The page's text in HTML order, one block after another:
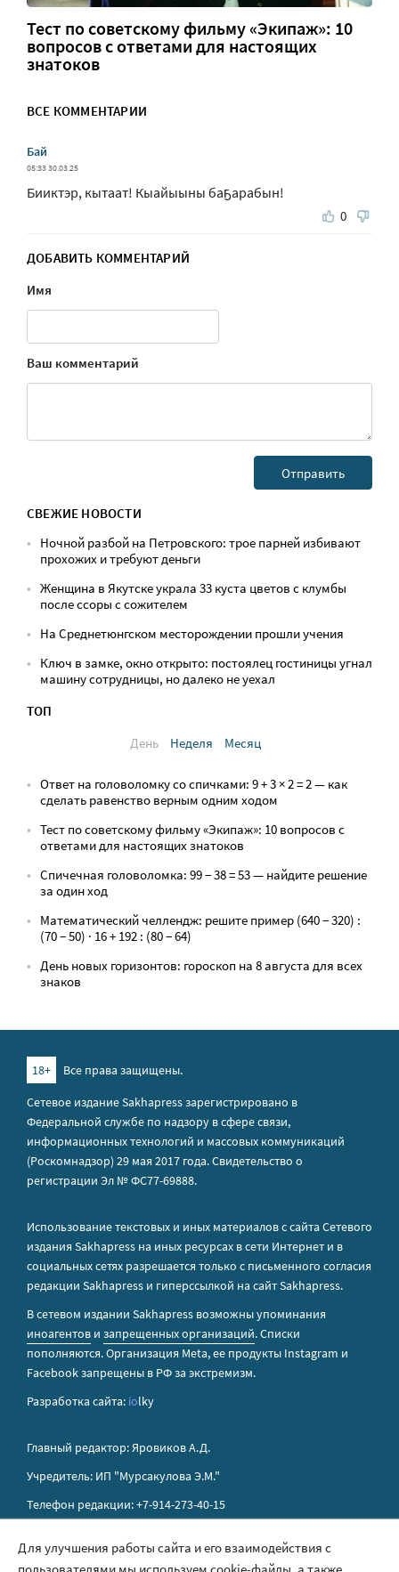
Тест по советскому фильму «Экипаж»: 10
вопросов с ответами для настоящих
знатоков
ВСЕ КОММЕНТАРИИ
Бай
05:33 30.03.25
Бииктэр, кытаат! Кыайыыны баҕарабын!
0
ДОБАВИТЬ КОММЕНТАРИЙ
Имя
Ваш комментарий
СВЕЖИЕ НОВОСТИ
Ночной разбой на Петровского: трое парней избивают
прохожих и требуют деньги
Женщина в Якутске украла 33 куста цветов с клумбы
после ссоры с сожителем
На Среднетюнгском месторождении прошли учения
Ключ в замке, окно открыто: постоялец гостиницы угнал
машину сотрудницы, но далеко не уехал
ТОП
День
Неделя Месяц
Ответ на головоломку со спичками: 9 + 3 × 2 = 2 — как
сделать равенство верным одним ходом
Тест по советскому фильму «Экипаж»: 10 вопросов с
ответами для настоящих знатоков
Спичечная головоломка: 99 − 38 = 53 — найдите решение
за один ход
Математический челлендж: решите пример (640 − 320) :
(70 − 50) · 16 + 192 : (80 − 64)
День новых горизонтов: гороскоп на 8 августа для всех
знаков
18+
Все права защищены.
Сетевое издание Sakhapress зарегистрировано в
Федеральной службе по надзору в сфере связи,
информационных технологий и массовых коммуникаций
(Роскомнадзор) 29 мая 2017 года. Свидетельство о
регистрации Эл № ФС77-69888.
Использование текстовых и иных материалов с сайта Сетевого
издания Sakhapress на иных ресурсах в сети Интернет и в
социальных сетях разрешается только с письменного согласия
редакции Sakhapress и гиперссылкой на сайт Sakhapress.
В сетевом издании Sakhapress возможны упоминания
иноагентов и запрещенных организаций. Списки
пополняются. Организация Metа, ее продукты Instagram и
Facebook запрещены в РФ за экстремизм.
Разработка сайта: iolky
Главный редактор: Яровиков А.Д.
Учредитель: ИП "Мурсакулова Э.М."
Телефон редакции: +7-914-273-40-15
Для улучшения работы сайта и его взаимодействия с